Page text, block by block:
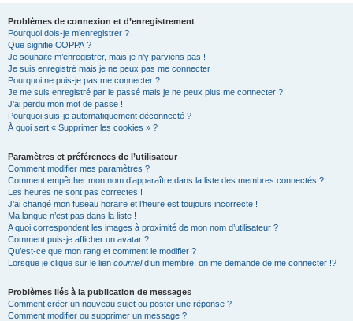
Problèmes de connexion et d’enregistrement
Pourquoi dois-je m’enregistrer ?
Que signifie COPPA ?
Je souhaite m’enregistrer, mais je n’y parviens pas !
Je suis enregistré mais je ne peux pas me connecter !
Pourquoi ne puis-je pas me connecter ?
Je me suis enregistré par le passé mais je ne peux plus me connecter ?!
J’ai perdu mon mot de passe !
Pourquoi suis-je automatiquement déconnecté ?
À quoi sert « Supprimer les cookies » ?
Paramètres et préférences de l’utilisateur
Comment modifier mes paramètres ?
Comment empêcher mon nom d’apparaître dans la liste des membres connectés ?
Les heures ne sont pas correctes !
J’ai changé mon fuseau horaire et l’heure est toujours incorrecte !
Ma langue n’est pas dans la liste !
A quoi correspondent les images à proximité de mon nom d’utilisateur ?
Comment puis-je afficher un avatar ?
Qu’est-ce que mon rang et comment le modifier ?
Lorsque je clique sur le lien courrield’un membre, on me demande de me connecter !?
Problèmes liés à la publication de messages
Comment créer un nouveau sujet ou poster une réponse ?
Comment modifier ou supprimer un message ?